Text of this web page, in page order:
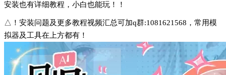
安装也有详细教程，小白也能玩！！
△！安装问题及更多教程视频汇总可加q群:1081621568，常用模
拟器及工具在上方都有！